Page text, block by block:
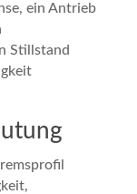
ein Antrieb
Stillstand